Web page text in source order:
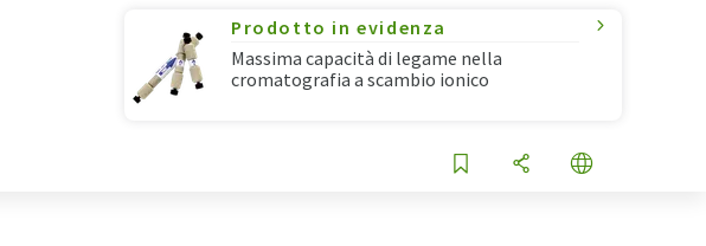
Prodotto in evidenza
Massima capacità di legame nella
cromatografia a scambio ionico